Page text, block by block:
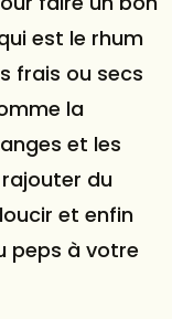
est le rhum
frais ou secs
la
et les
du
et enfin
peps à votre